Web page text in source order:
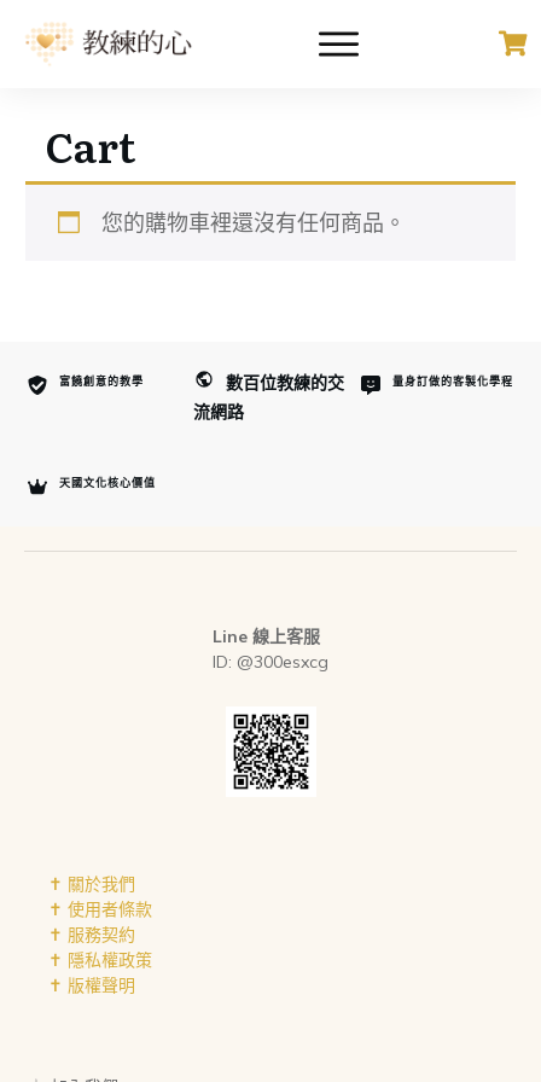
Cart
您的購物車裡還沒有任何商品。
富饒創意的教學
數百位教練的交
流網路
量身訂做的客製化學程
天國文化核心價值
Line 線上客服
ID: @300esxcg
✝︎ 關於我們
✝︎ 使用者條款
✝︎ 服務契約
✝︎ 隱私權政策
✝︎ 版權聲明